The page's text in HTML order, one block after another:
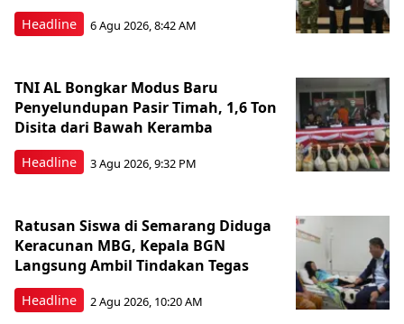
Headline 6 Agu 2026, 8:42 AM
Headline
TNI AL Bongkar Modus Baru
Penyelundupan Pasir Timah, 1,6 Ton
Disita dari Bawah Keramba
3 Agu 2026, 9:32 PM
Headline
Ratusan Siswa di Semarang Diduga
Keracunan MBG, Kepala BGN
Langsung Ambil Tindakan Tegas
2 Agu 2026, 10:20 AM